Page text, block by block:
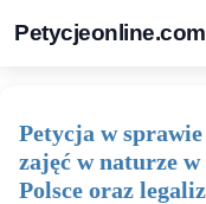
Petycjeonline.com
Petycja w
zajęć w naturze w
Polsce oraz